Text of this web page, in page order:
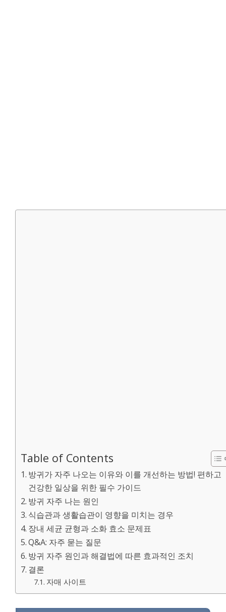
Table of Contents
방귀가 자주 나오는 이유와 이를 개선하는 방법! 편하고
건강한 일상을 위한 필수 가이드
방귀 자주 나는 원인
식습관과 생활습관이 영향을 미치는 경우
장내 세균 균형과 소화 효소 문제표
Q&A: 자주 묻는 질문
방귀 자주 원인과 해결법에 따른 효과적인 조치
결론
자매 사이트